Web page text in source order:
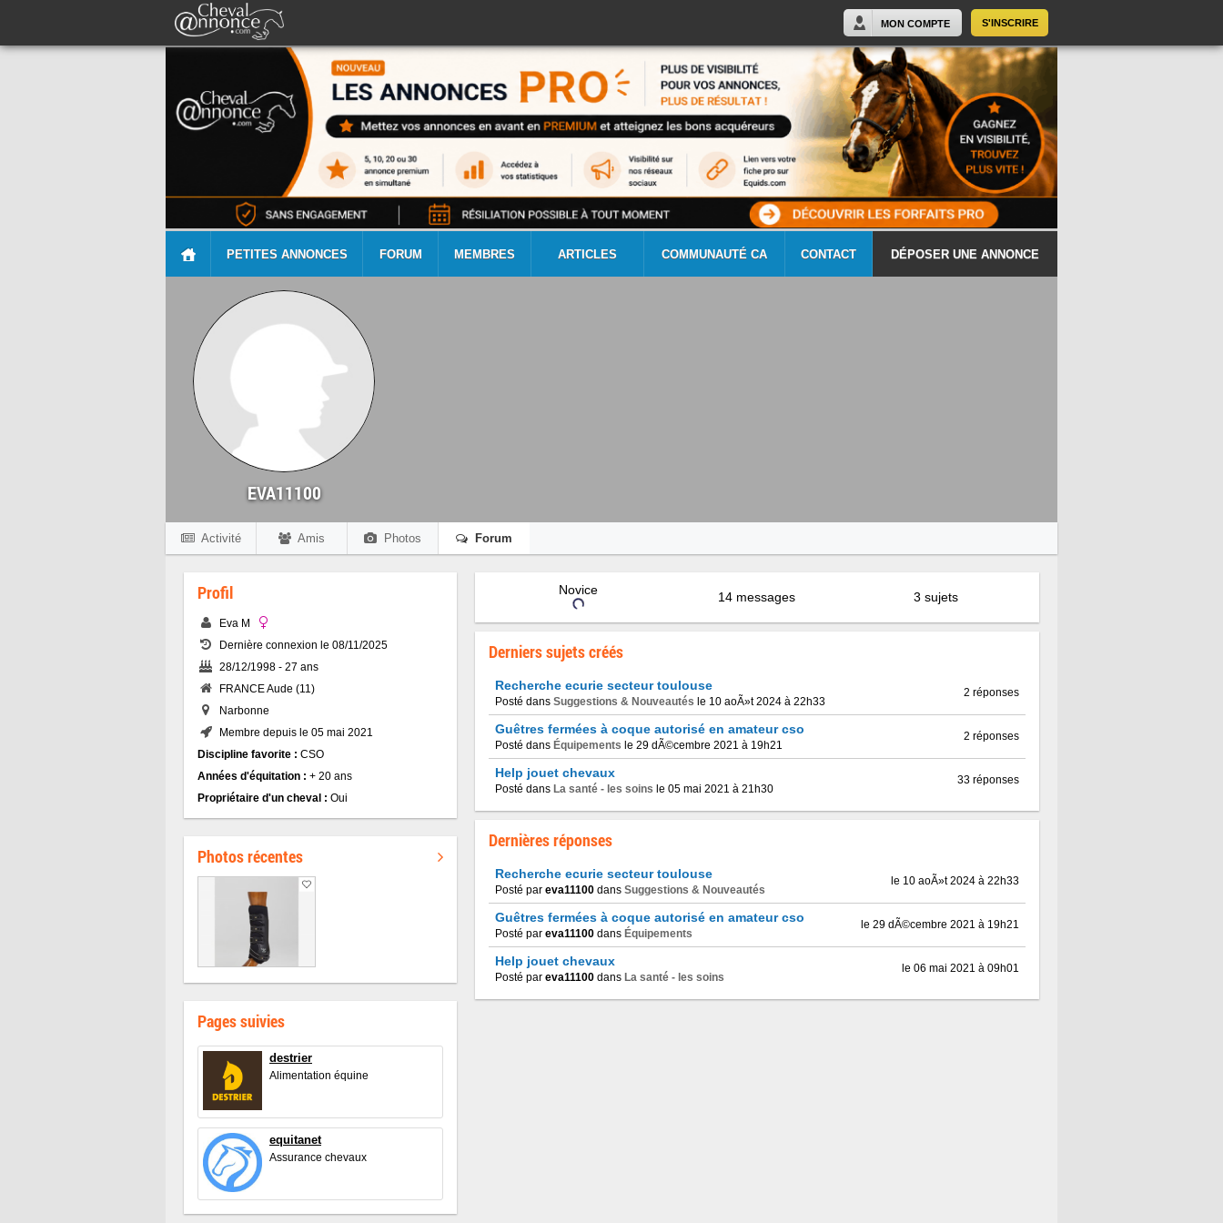
S'INSCRIRE
MON COMPTE
PETITES ANNONCES FORUM MEMBRES ARTICLES COMMUNAUTÉ CA CONTACT DÉPOSER UNE ANNONCE
EVA11100
Activité Amis Photos Forum
Profil
Eva M
Dernière connexion le 08/11/2025
28/12/1998 - 27 ans
FRANCE Aude (11)
Narbonne
Membre depuis le 05 mai 2021
Discipline favorite : CSO
Années d'équitation : + 20 ans
Propriétaire d'un cheval : Oui
Photos récentes
Pages suivies
destrier
Alimentation équine
equitanet
Assurance chevaux
Novice 14 messages 3 sujets
Derniers sujets créés
Recherche ecurie secteur toulouse
Posté dans Suggestions & Nouveautés le 10 aoÃ»t 2024 à 22h33
2 réponses
Guêtres fermées à coque autorisé en amateur cso
Posté dans Équipements le 29 dÃ©cembre 2021 à 19h21
2 réponses
Help jouet chevaux
Posté dans La santé - les soins le 05 mai 2021 à 21h30
33 réponses
Dernières réponses
Recherche ecurie secteur toulouse
Posté par eva11100 dans Suggestions & Nouveautés
le 10 aoÃ»t 2024 à 22h33
Guêtres fermées à coque autorisé en amateur cso
Posté par eva11100 dans Équipements
le 29 dÃ©cembre 2021 à 19h21
Help jouet chevaux
Posté par eva11100 dans La santé - les soins
le 06 mai 2021 à 09h01